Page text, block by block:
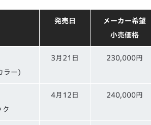
発売日
メーカー希望
小売価格
ラー)
3月21日 230,000円
ク
4月12日 240,000円